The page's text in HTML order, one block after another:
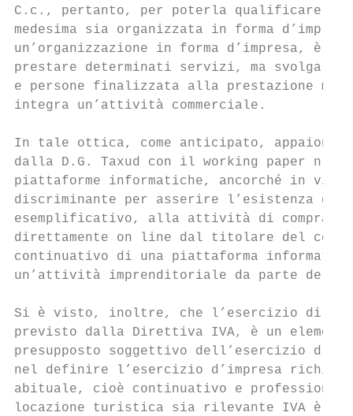
C.c., pertanto, per poterla qualificare
medesima sia organizzata in forma
un’organizzazione in forma d’impresa, è
prestare determinati servizi, ma svolga
e persone finalizzata alla prestazione
integra un’attività commerciale.
In tale ottica, come anticipato,
dalla D.G. Taxud con il working paper n.
piattaforme informatiche, ancorché in via
discriminante per asserire l’esistenza
esemplificativo, alla attività di
direttamente on line dal titolare del
continuativo di una piattaforma
un’attività imprenditoriale da parte del
Si è visto, inoltre, che l’esercizio di
previsto dalla Direttiva IVA, è un
presupposto soggettivo dell’esercizio
nel definire l’esercizio d’impresa
abituale, cioè continuativo e
locazione turistica sia rilevante IVA è